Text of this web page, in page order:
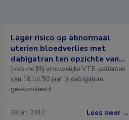
​Lager risico op abnormaal
uterien bloedverlies met
dabigatran ten opzichte van
warfarine
[vsb-no]Bij vrouwelijke VTE-patiënten
van 18 tot 50 jaar is dabigatran
geassocieerd …
30 jan. 2017 Lees meer →